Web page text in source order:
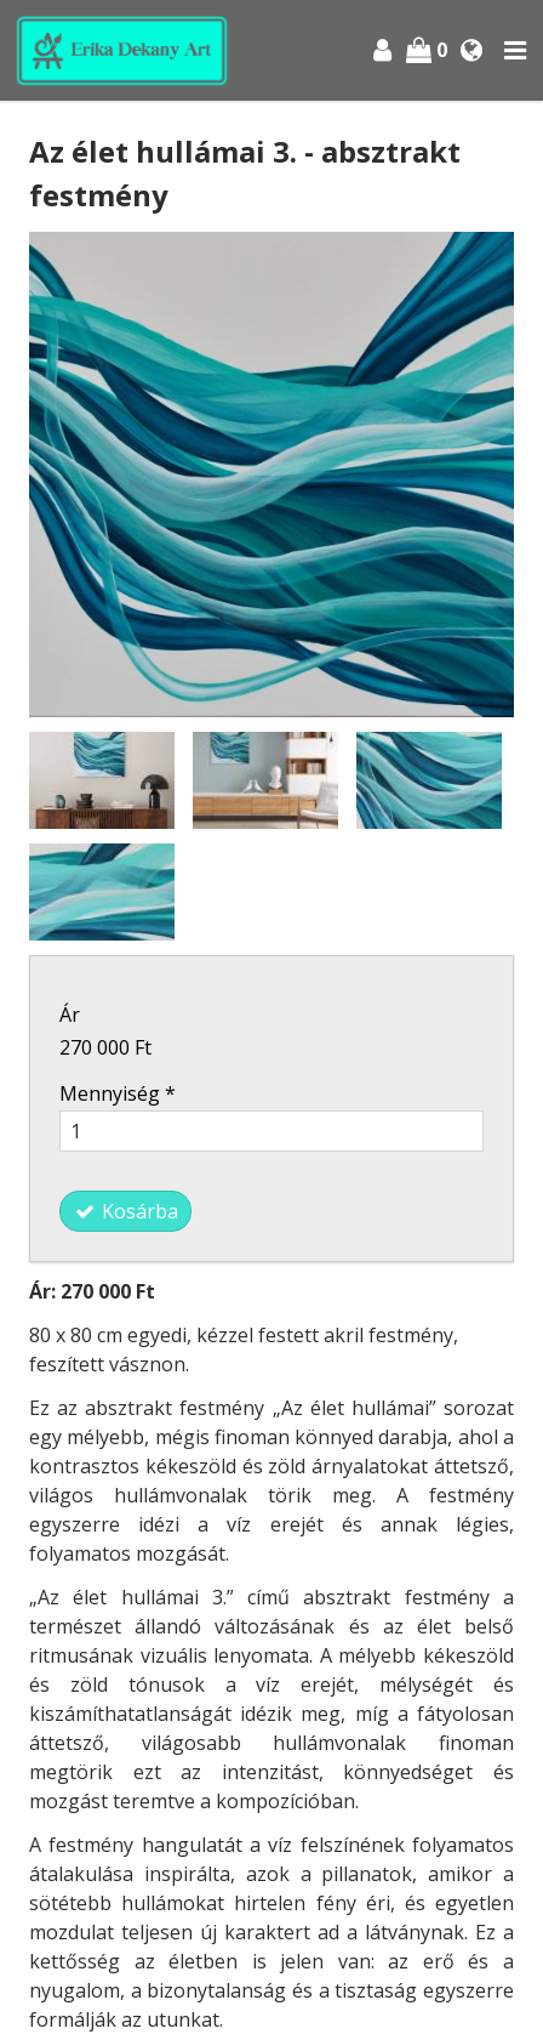
0
Az élet hullámai 3. - absztrakt
festmény
Ár
270 000 Ft
Mennyiség*
Kosárba
Ár: 270 000 Ft
80 x 80 cm egyedi, kézzel festett akril festmény,
feszített vásznon.
Ez az absztrakt festmény „Az élet hullámai” sorozat
egy mélyebb, mégis finoman könnyed darabja, ahol a
kontrasztos kékeszöld és zöld árnyalatokat áttetsző,
világos hullámvonalak törik meg. A festmény
egyszerre idézi a víz erejét és annak légies,
folyamatos mozgását.
„Az élet hullámai 3.” című absztrakt festmény a
természet állandó változásának és az élet belső
ritmusának vizuális lenyomata. A mélyebb kékeszöld
és zöld tónusok a víz erejét, mélységét és
kiszámíthatatlanságát idézik meg, míg a fátyolosan
áttetsző, világosabb hullámvonalak finoman
megtörik ezt az intenzitást, könnyedséget és
mozgást teremtve a kompozícióban.
A festmény hangulatát a víz felszínének folyamatos
átalakulása inspirálta, azok a pillanatok, amikor a
sötétebb hullámokat hirtelen fény éri, és egyetlen
mozdulat teljesen új karaktert ad a látványnak. Ez a
kettősség az életben is jelen van: az erő és a
nyugalom, a bizonytalanság és a tisztaság egyszerre
formálják az utunkat.